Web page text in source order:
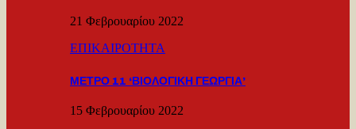
21 Φεβρουαρίου 2022
ΕΠΙΚΑΙΡΟΤΗΤΑ
ΜΕΤΡΟ 11 ‘ΒΙΟΛΟΓΙΚΗ ΓΕΩΡΓΙΑ’
15 Φεβρουαρίου 2022